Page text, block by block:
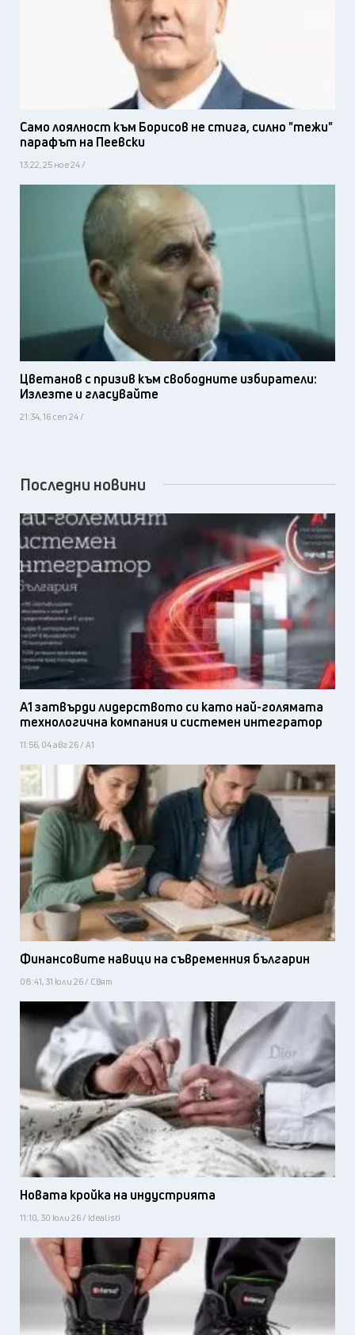
Само лоялност към Борисов не стига, силно "тежи"
парафът на Пеевски
13:22, 25 ное 24 /
Цветанов с призив към свободните избиратели:
Излезте и гласувайте
21:34, 16 сеп 24 /
Последни новини
А1 затвърди лидерството си като най-голямата
технологична компания и системен интегратор
11:56, 04 авг 26 / А1
Финансовите навици на съвременния българин
08:41, 31 юли 26 / Свят
Новата кройка на индустрията
11:10, 30 юли 26 / Idealisti